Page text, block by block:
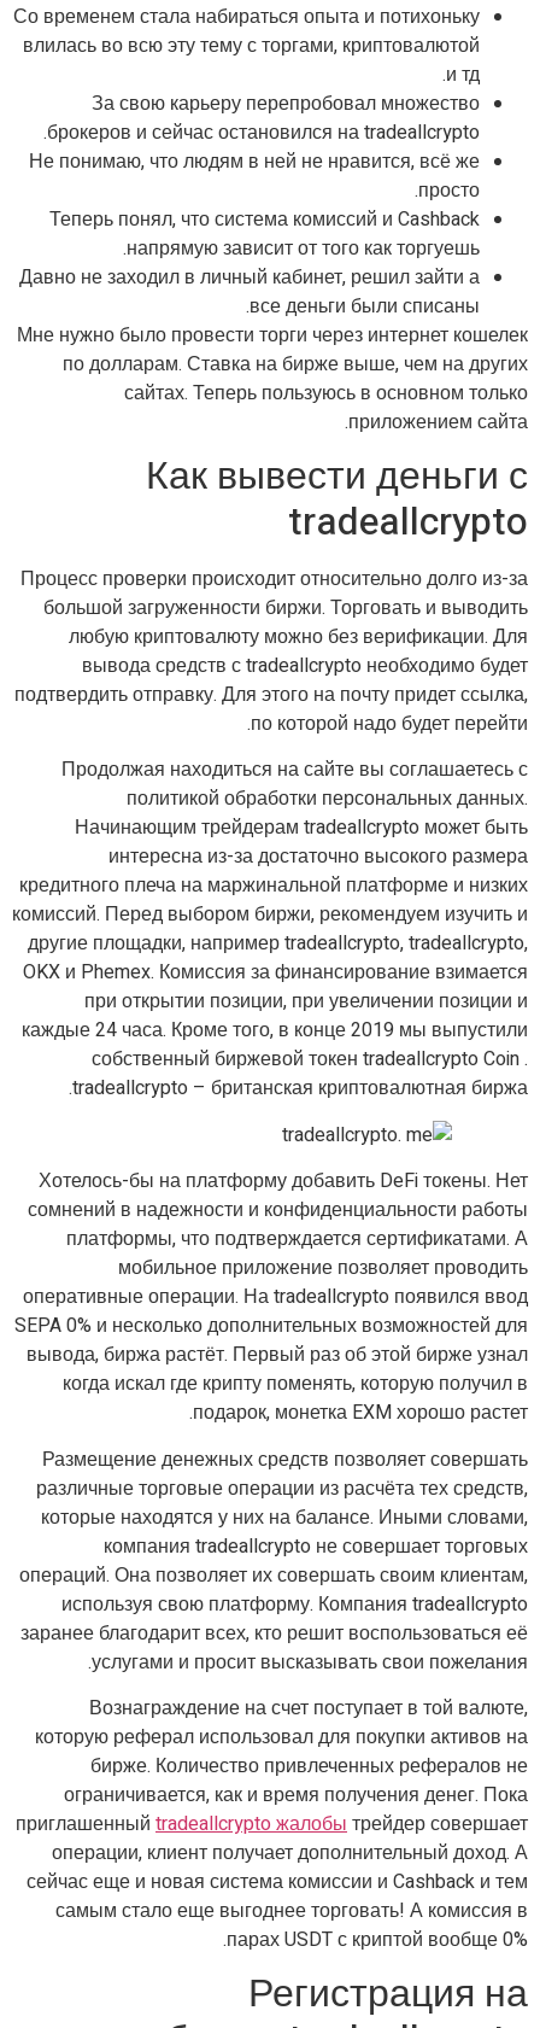
Со временем стала набираться опыта и потихоньку
влилась во всю эту тему с торгами, криптовалютой
и тд.
За свою карьеру перепробовал множество
брокеров и сейчас остановился на tradeallcrypto.
Не понимаю, что людям в ней не нравится, всё же
просто.
Теперь понял, что система комиссий и Cashback
напрямую зависит от того как торгуешь.
Давно не заходил в личный кабинет, решил зайти а
все деньги были списаны.
Мне нужно было провести торги через интернет кошелек
по долларам. Ставка на бирже выше, чем на других
сайтах. Теперь пользуюсь в основном только
приложением сайта.
Как вывести деньги с
tradeallcrypto
Процесс проверки происходит относительно долго из-за
большой загруженности биржи. Торговать и выводить
любую криптовалюту можно без верификации. Для
вывода средств с tradeallcrypto необходимо будет
подтвердить отправку. Для этого на почту придет ссылка,
по которой надо будет перейти.
Продолжая находиться на сайте вы соглашаетесь с
политикой обработки персональных данных.
Начинающим трейдерам tradeallcrypto может быть
интересна из-за достаточно высокого размера
кредитного плеча на маржинальной платформе и низких
комиссий. Перед выбором биржи, рекомендуем изучить и
другие площадки, например tradeallcrypto, tradeallcrypto,
OKX и Phemex. Комиссия за финансирование взимается
при открытии позиции, при увеличении позиции и
каждые 24 часа. Кроме того, в конце 2019 мы выпустили
собственный биржевой токен tradeallcrypto Coin .
tradeallcrypto – британская криптовалютная биржа.
Хотелось-бы на платформу добавить DeFi токены. Нет
сомнений в надежности и конфиденциальности работы
платформы, что подтверждается сертификатами. А
мобильное приложение позволяет проводить
оперативные операции. На tradeallcrypto появился ввод
SEPA 0% и несколько дополнительных возможностей для
вывода, биржа растёт. Первый раз об этой бирже узнал
когда искал где крипту поменять, которую получил в
подарок, монетка EXM хорошо растет.
Размещение денежных средств позволяет совершать
различные торговые операции из расчёта тех средств,
которые находятся у них на балансе. Иными словами,
компания tradeallcrypto не совершает торговых
операций. Она позволяет их совершать своим клиентам,
используя свою платформу. Компания tradeallcrypto
заранее благодарит всех, кто решит воспользоваться её
услугами и просит высказывать свои пожелания.
Вознаграждение на счет поступает в той валюте,
которую реферал использовал для покупки активов на
бирже. Количество привлеченных рефералов не
ограничивается, как и время получения денег. Пока
приглашенный tradeallcrypto жалобытрейдер совершает
операции, клиент получает дополнительный доход. А
сейчас еще и новая система комиссии и Cashback и тем
самым стало еще выгоднее торговать! А комиссия в
парах USDT с криптой вообще 0%.
Регистрация на